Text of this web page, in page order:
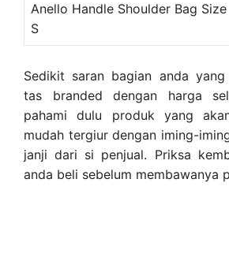
Anello Handle Shoulder Bag Size
S
Sedikit saran bagian anda yang
tas branded dengan harga
pahami dulu produk yang
mudah tergiur dengan iming-
janji dari si penjual. Priksa
anda beli sebelum membawanya